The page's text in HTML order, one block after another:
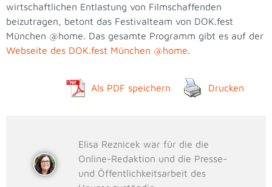
wirtschaftlichen Entlastung von Filmschaffenden
beizutragen, betont das Festivalteam von DOK.fest
München @home. Das gesamte Programm gibt es auf der
Webseite des DOK.fest München @home.
Als PDF speichern Drucken
Elisa Reznicek war für die die
Online-Redaktion und die Presse-
und Öffentlichkeitsarbeit des